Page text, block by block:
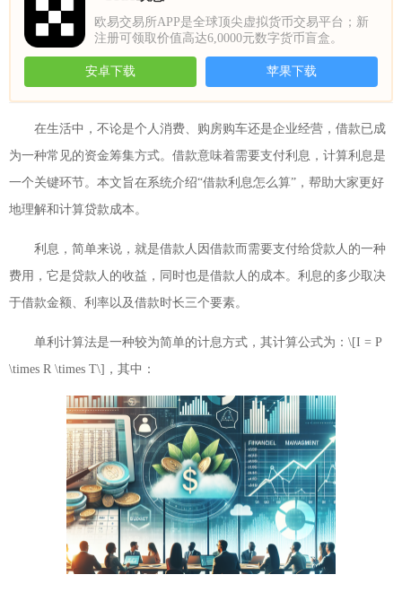
欧易交易所APP是全球顶尖虚拟货币交易平台；新
注册可领取价值高达6,0000元数字货币盲盒。
安卓下载 苹果下载
在生活中，不论是个人消费、购房购车还是企业经营，借款已成
为一种常见的资金筹集方式。借款意味着需要支付利息，计算利息是
一个关键环节。本文旨在系统介绍“借款利息怎么算”，帮助大家更好
地理解和计算贷款成本。
利息，简单来说，就是借款人因借款而需要支付给贷款人的一种
费用，它是贷款人的收益，同时也是借款人的成本。利息的多少取决
于借款金额、利率以及借款时长三个要素。
单利计算法是一种较为简单的计息方式，其计算公式为：\[I = P
\times R \times T\]，其中：